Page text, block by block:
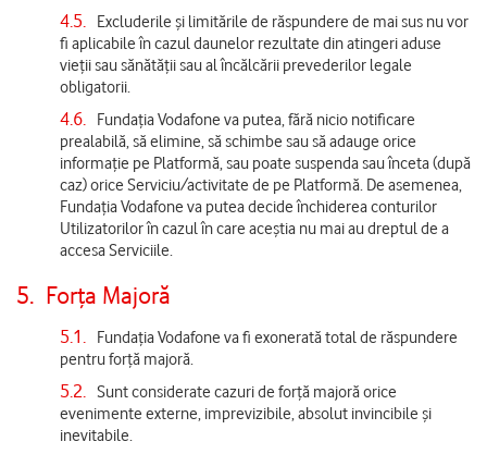
4.5.
Excluderile și limitările de răspundere de mai sus nu vor
fi aplicabile în cazul daunelor rezultate din atingeri aduse
vieții sau sănătății sau al încălcării prevederilor legale
obligatorii.
4.6.
Fundația Vodafone va putea, fără nicio notificare
prealabilă, să elimine, să schimbe sau să adauge orice
informație pe Platformă, sau poate suspenda sau înceta (după
caz) orice Serviciu/activitate de pe Platformă. De asemenea,
Fundația Vodafone va putea decide închiderea conturilor
Utilizatorilor în cazul în care aceștia nu mai au dreptul de a
accesa Serviciile.
5. Forța Majoră
5.1.
Fundația Vodafone va fi exonerată total de răspundere
pentru forță majoră.
5.2.
Sunt considerate cazuri de forță majoră orice
evenimente externe, imprevizibile, absolut invincibile şi
inevitabile.